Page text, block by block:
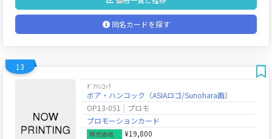
同名カードを探す
13
ﾎﾞｱﾊﾝｺｯｸ
ボア・ハンコック（ASIAロゴ/Sunohara画）
OP13-051
プロモ
プロモーションカード
販売価格 ¥19,800